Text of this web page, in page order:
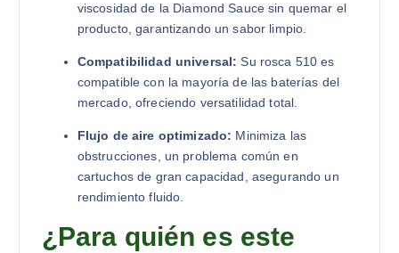
viscosidad de la Diamond Sauce sin quemar el
producto, garantizando un sabor limpio.
Compatibilidad universal: Su rosca 510 es
compatible con la mayoría de las baterías del
mercado, ofreciendo versatilidad total.
Flujo de aire optimizado: Minimiza las
obstrucciones, un problema común en
cartuchos de gran capacidad, asegurando un
rendimiento fluido.
¿Para quién es este